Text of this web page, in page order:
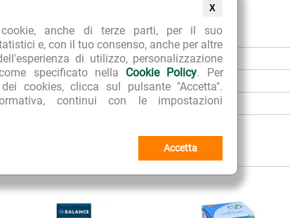
X
anche di terze parti, per il suo
e, con il tuo consenso, anche per altre
di utilizzo, personalizzazione
specificato nella Cookie Policy. Per
cookies, clicca sul pulsante "Accetta".
continui con le impostazioni
Accetta
Difese Immunitarie
TSA Soluzioni idroalcoliche
A "Echinacea Tintura Madre TSA"